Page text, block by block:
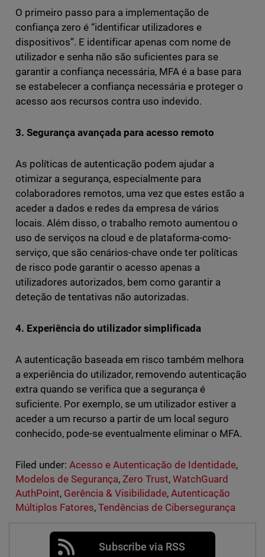
O primeiro passo para a implementação de
confiança zero é “identificar utilizadores e
dispositivos”. E identificar apenas com nome de
utilizador e senha não são suficientes para se
garantir a confiança necessária, MFA é a base para
se estabelecer a confiança necessária e proteger o
acesso aos recursos contra uso indevido.
3. Segurança avançada para acesso remoto
As políticas de autenticação podem ajudar a
otimizar a segurança, especialmente para
colaboradores remotos, uma vez que estes estão a
aceder a dados e redes da empresa de vários
locais. Além disso, o trabalho remoto aumentou o
uso de serviços na cloud e de plataforma-como-
serviço, que são cenários-chave onde ter políticas
de risco pode garantir o acesso apenas a
utilizadores autorizados, bem como garantir a
deteção de tentativas não autorizadas.
4. Experiência do utilizador simplificada
A autenticação baseada em risco também melhora
a experiência do utilizador, removendo autenticação
extra quando se verifica que a segurança é
suficiente. Por exemplo, se um utilizador estiver a
aceder a um recurso a partir de um local seguro
conhecido, pode-se eventualmente eliminar o MFA.
Filed under: Acesso e Autenticação de Identidade,
Modelos de Segurança, Zero Trust,WatchGuard
AuthPoint, Gerência & Visibilidade,Autenticação
Múltiplos Fatores, Tendências de Cibersegurança
Subscribe via RSS